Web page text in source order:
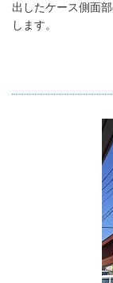
出したケース側面
します。